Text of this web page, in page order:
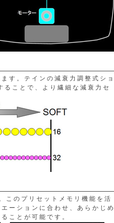
す。テインの減衰力調整式ショ
ことで、より繊細な減衰力セ
このプリセットメモリ機能を活
ーションに合わせ、あらかじめ
ことが可能です。